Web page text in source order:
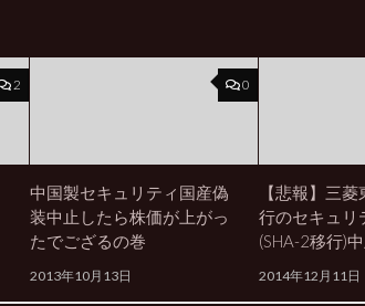
2 0
中国製セキュリティ国産偽
装中止したら株価が上がっ
たでござるの巻
2013年10月13日
【悲報】三
行のセキュリ
(SHA-2移行)
2014年12月11日